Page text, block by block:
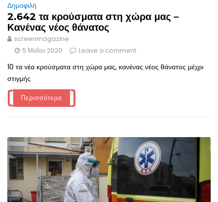
Δημοφιλή
2.642 τα κρούσματα στη χώρα μας –
Κανένας νέος θάνατος
screenmagazine
5 Μαΐου 2020
Leave a comment
10 τα νέα κρούσματα στη χώρα μας, κανένας νέος θάνατος μέχρι
στιγμής
Περισσότερα